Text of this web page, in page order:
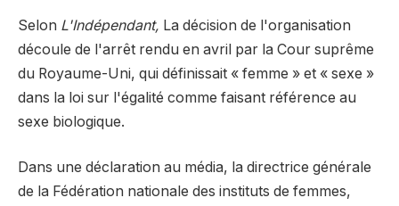
Selon L'Indépendant, La décision de l'organisation
découle de l'arrêt rendu en avril par la Cour suprême
du Royaume-Uni, qui définissait « femme » et « sexe »
dans la loi sur l'égalité comme faisant référence au
sexe biologique.
Dans une déclaration au média, la directrice générale
de la Fédération nationale des instituts de femmes,